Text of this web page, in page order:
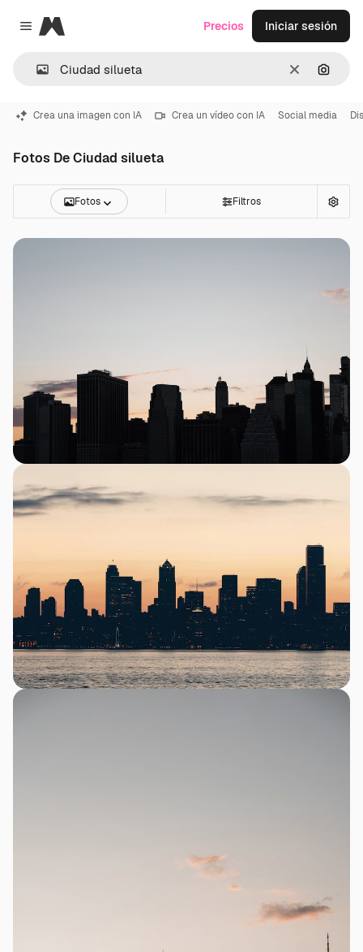
Close menu
Magnific
Borrar
Precios Iniciar sesión
Crea una imagen con IA Crea un vídeo con IA Social media
Fotos De Ciudad silueta
Fotos Filtros